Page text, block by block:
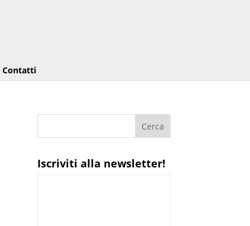
Contatti
Iscriviti alla newsletter!